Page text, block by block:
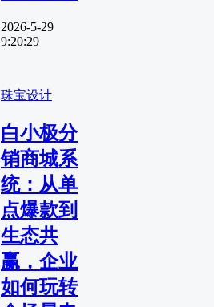
2026-5-29
9:20:29
珠宝设计
白小极分
销商城系
统：从单
点爆款到
生态共
赢，企业
如何玩转